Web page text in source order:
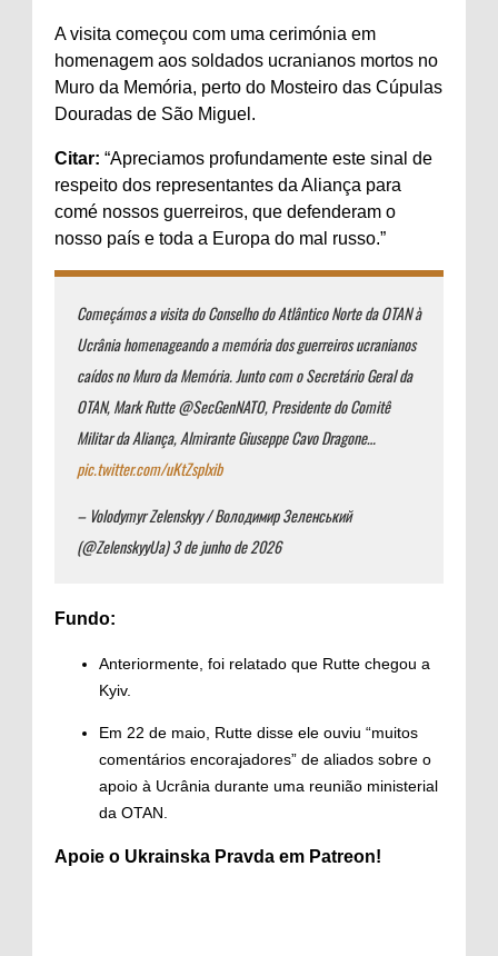
A visita começou com uma cerimónia em
homenagem aos soldados ucranianos mortos no
Muro da Memória, perto do Mosteiro das Cúpulas
Douradas de São Miguel.
Citar: “Apreciamos profundamente este sinal de
respeito dos representantes da Aliança para
comé nossos guerreiros, que defenderam o
nosso país e toda a Europa do mal russo.”
Começámos a visita do Conselho do Atlântico Norte da OTAN à
Ucrânia homenageando a memória dos guerreiros ucranianos
caídos no Muro da Memória. Junto com o Secretário Geral da
OTAN, Mark Rutte @SecGenNATO, Presidente do Comitê
Militar da Aliança, Almirante Giuseppe Cavo Dragone…
pic.twitter.com/uKtZspIxib
– Volodymyr Zelenskyy / Володимир Зеленський
(@ZelenskyyUa) 3 de junho de 2026
Fundo:
Anteriormente, foi relatado que Rutte chegou a
Kyiv.
Em 22 de maio, Rutte disse ele ouviu “muitos
comentários encorajadores” de aliados sobre o
apoio à Ucrânia durante uma reunião ministerial
da OTAN.
Apoie o Ukrainska Pravda em Patreon!